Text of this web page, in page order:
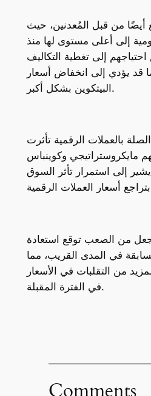
أيضًا من قبل المُعدنين، حيث
إلى أعلى مستوى لها منذ
إلى تغطية التكاليف
قد يؤدي إلى انخفاض أسعار
البيتكوين بشكل أكبر.
بالعملات الرقمية تأثرت
مايكروستراتيجي وكوينباس
يشير إلى استمرار تأثر السوق
من الصعب توقع استعادة
في المدى القريب، مما
من التقلبات في الأسعار
في الفترة المقبلة.
Comments